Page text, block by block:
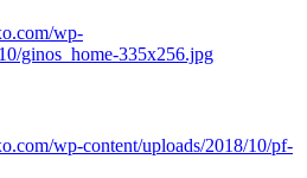
wp-
ginos_home-335x256.jpg
wp-content/uploads/2018/10/pf-